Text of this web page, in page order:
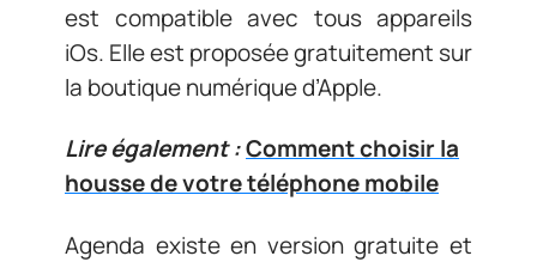
est compatible avec tous appareils
iOs. Elle est proposée gratuitement sur
la boutique numérique d’Apple.
Lire également :Comment choisir la
housse de votre téléphone mobile
Agenda existe en version gratuite et